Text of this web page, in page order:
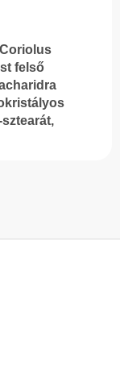
felső